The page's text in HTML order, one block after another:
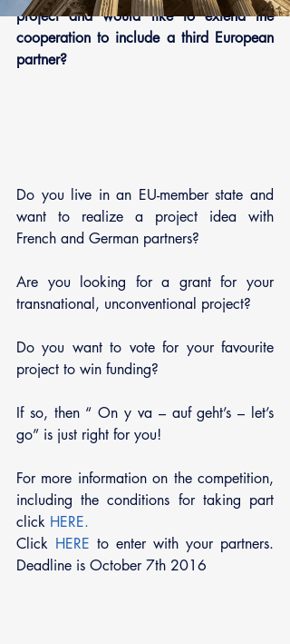
project and would like to extend the
cooperation to include a third European
partner?
Do you live in an EU-member state and
want to realize a project idea with
French and German partners?
Are you looking for a grant for your
transnational, unconventional project?
Do you want to vote for your favourite
project to win funding?
If so, then “ On y va – auf geht’s – let’s
go” is just right for you!
For more information on the competition,
including the conditions for taking part
click HERE.
Click HERE to enter with your partners.
Deadline is October 7th 2016